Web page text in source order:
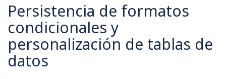
Persistencia de formatos
condicionales y
personalización de tablas de
datos